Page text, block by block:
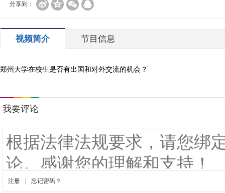
分享到：
视频简介 节目信息
郑州大学在校生是否有出国和对外交流的机会？